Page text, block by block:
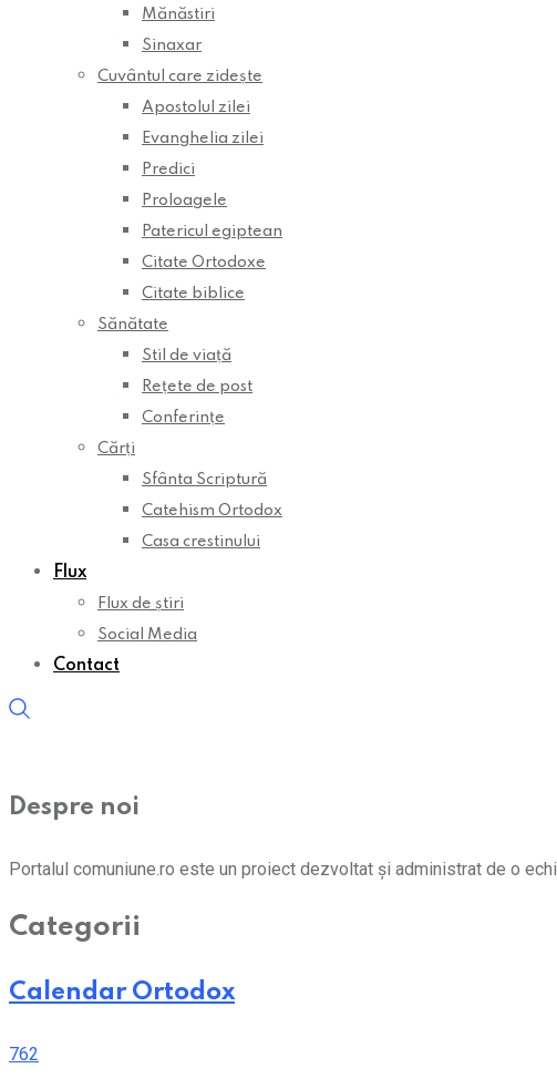
Mănăstiri
Sinaxar
Cuvântul care zidește
Apostolul zilei
Evanghelia zilei
Predici
Proloagele
Patericul egiptean
Citate Ortodoxe
Citate biblice
Sănătate
Stil de viață
Rețete de post
Conferințe
Cărți
Sfânta Scriptură
Catehism Ortodox
Casa crestinului
Flux
Flux de știri
Social Media
Contact
Despre noi
Portalul comuniune.ro este un proiect dezvoltat și administrat de o
Categorii
Calendar Ortodox
762